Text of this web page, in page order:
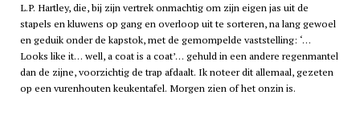
L.P. Hartley, die, bij zijn vertrek onmachtig om zijn eigen jas uit de
stapels en kluwens op gang en overloop uit te sorteren, na lang gewoel
en geduik onder de kapstok, met de gemompelde vaststelling: ‘…
Looks like it… well, a coat is a coat’… gehuld in een andere regenmantel
dan de zijne, voorzichtig de trap afdaalt. Ik noteer dit allemaal, gezeten
op een vurenhouten keukentafel. Morgen zien of het onzin is.